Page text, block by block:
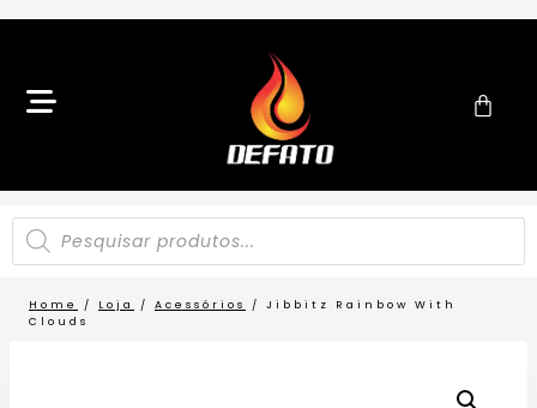
Home / Loja / Acessórios /
Jibbitz Rainbow With
Clouds